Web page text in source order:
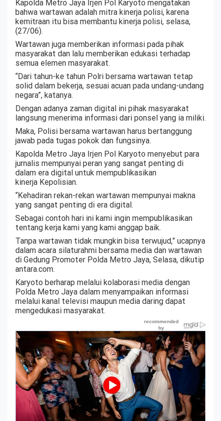
Kapolda Metro Jaya Irjen Pol Karyoto mengatakan
bahwa wartawan adalah mitra kinerja polisi, karena
kemitraan itu bisa membantu kinerja polisi, selasa,
(27/06).
Wartawan juga memberikan informasi pada pihak
masyarakat dan lalu memberikan edukasi terhadap
semua elemen masyarakat.
“Dari tahun-ke tahun Polri bersama wartawan tetap
solid dalam bekerja, sesuai acuan pada undang-undang
negara”, katanya.
Dengan adanya zaman digital ini pihak masyarakat
langsung menerima informasi dari ponsel yang ia miliki.
Maka, Polisi bersama wartawan harus bertanggung
jawab pada tugas pokok dan fungsinya.
Kapolda Metro Jaya Irjen Pol Karyoto menyebut para
jurnalis mempunyai peran yang sangat penting di
dalam era digital untuk mempublikasikan
kinerja Kepolisian.
“Kehadiran rekan-rekan wartawan mempunyai makna
yang sangat penting di era digital.
Sebagai contoh hari ini kami ingin mempublikasikan
tentang kerja kami yang kami anggap baik.
Tanpa wartawan tidak mungkin bisa terwujud,” ucapnya
dalam acara silaturahmi bersama media dan wartawan
di Gedung Promoter Polda Metro Jaya, Selasa, dikutip
antara.com.
Karyoto berharap melalui kolaborasi media dengan
Polda Metro Jaya dalam menyampaikan informasi
melalui kanal televisi maupun media daring dapat
mengedukasi masyarakat.